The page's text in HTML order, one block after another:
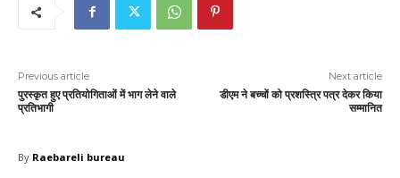
Previous article
पुरस्कृत हुए प्रतियोगिताओं में भाग लेने वाले
प्रतिभागी
Next article
डीएम ने बच्चों को प्रशस्त्रि पत्र देकर किया
सम्मानित
By Raebareli bureau